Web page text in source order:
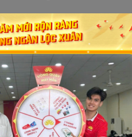
V38 (New)
một chiếc xe máy điện có
xe rộng rãi sẽ mang đến sự
phần đầu xe tạo điểm nhấn